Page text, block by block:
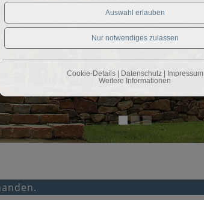
Cookie-Details| Datenschutz|
Impressum
Weitere Informationen